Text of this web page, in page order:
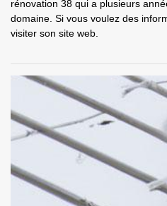
rénovation 38 qui a plusieurs
domaine. Si vous voulez des
visiter son site web.